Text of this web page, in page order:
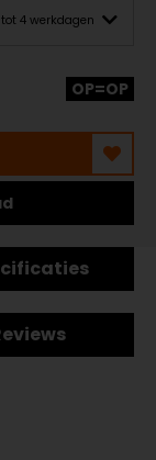
4 werkdagen
OP=OP